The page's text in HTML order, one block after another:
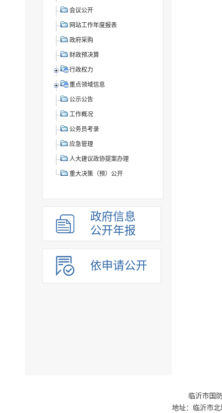
会议公开
网站工作年度报表
政府采购
财政预决算
行政权力
重点领域信息
公示公告
工作概况
公务员考录
应急管理
人大建议政协提案办理
重大决策（预）公开
政府信息
公开年报
依申请公开
临沂市国
地址：临沂市